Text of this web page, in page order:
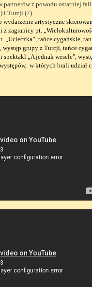
partnerów z powodu ostatniej
i Turcji (7).
wydarzenie artystyczne
z zagranicy pt. „Wielokulturowo
„Ucieczka”, tańce cygańskie,
występ grupy z Turcji, tańce cyga
spektakl „A jednak wesele", wyst
w których brali udział